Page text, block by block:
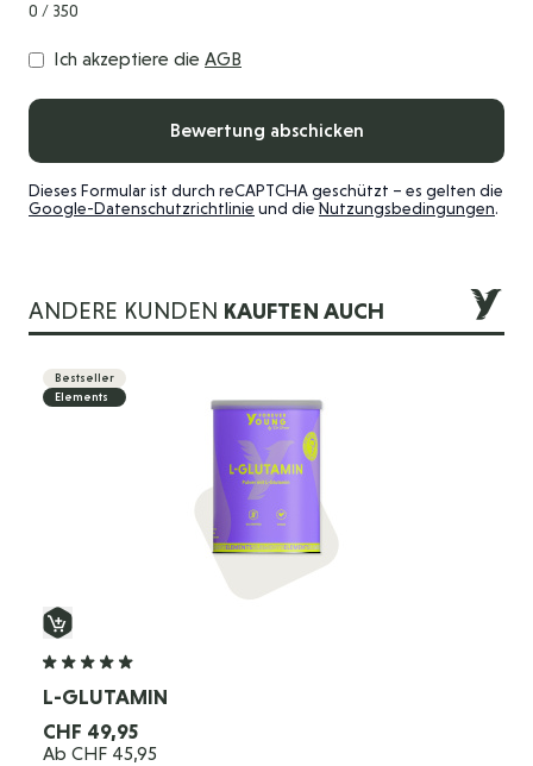
0 / 350
Ich akzeptiere die AGB
Bewertung abschicken
Dieses Formular ist durch reCAPTCHA geschützt – es gelten die
Google-Datenschutzrichtlinie und die Nutzungsbedingungen.
ANDERE KUNDEN KAUFTEN AUCH
Die Navigation durch die Elemente des Karussells ist mit
Drücken Sie, um das Karussell zu überspringen
Drücken Sie, um zur Karussell-Navigation zu gelangen
L-GLUTAMIN
CHF 49,95
Ab CHF 45,95
Bestseller
Elements